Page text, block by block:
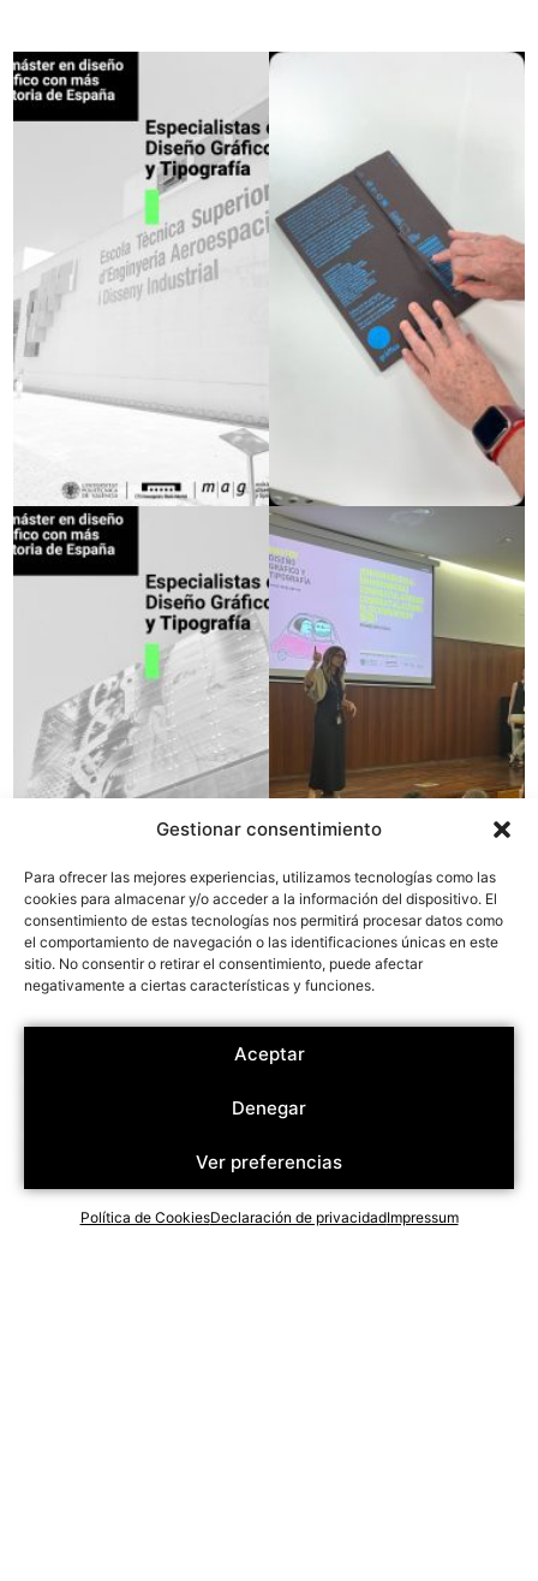
Gestionar consentimiento
Para ofrecer las mejores experiencias, utilizamos tecnologías como las
cookies para almacenar y/o acceder a la información del dispositivo. El
consentimiento de estas tecnologías nos permitirá procesar datos como
el comportamiento de navegación o las identificaciones únicas en este
sitio. No consentir o retirar el consentimiento, puede afectar
negativamente a ciertas características y funciones.
Aceptar
Denegar
Ver preferencias
Política de CookiesDeclaración de privacidadImpressum